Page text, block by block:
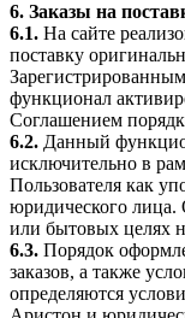
6. Заказы на
6.1. На сайте
поставку
функционал
Соглашением
6.2. Данный
исключительно в
Пользователя как
юридического
или бытовых целях
6.3. Порядок
заказов, а также
определяются